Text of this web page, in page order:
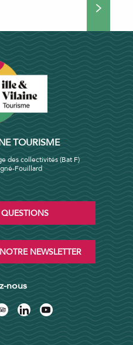
TOURISME
des collectivités (Bat F)
Fouillard
NEWSLETTER
nous